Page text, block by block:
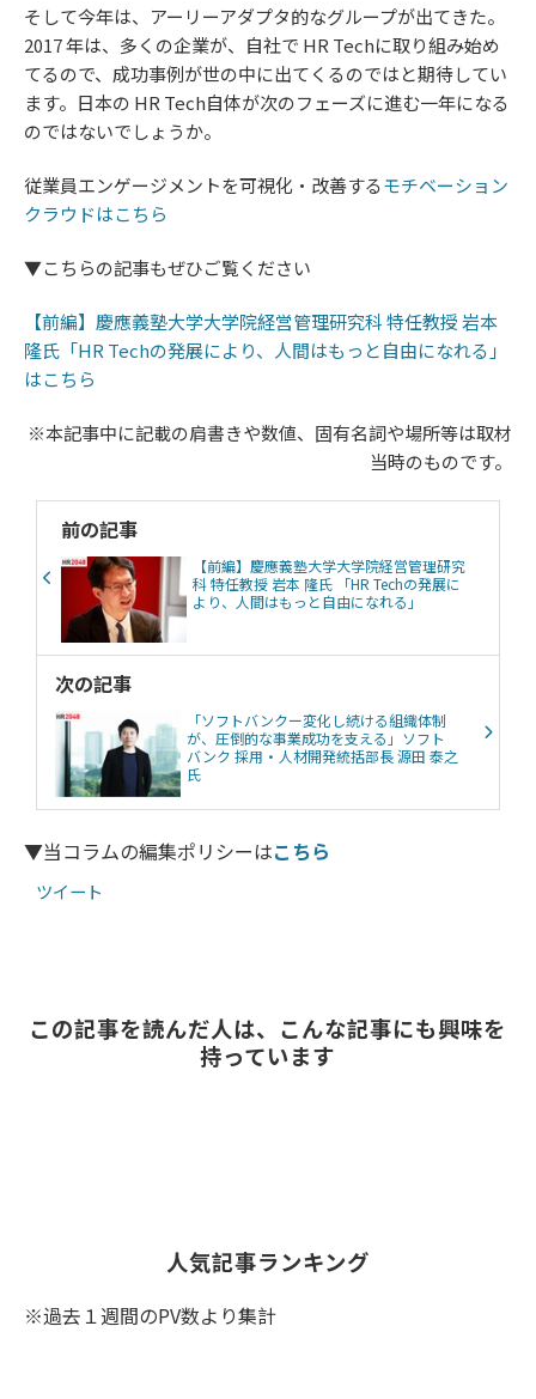
そして今年は、アーリーアダプタ的なグループが出てきた。
2017 年は、多くの企業が、自社で HR Techに取り組み始め
てるので、成功事例が世の中に出てくるのではと期待してい
ます。日本の HR Tech自体が次のフェーズに進む一年になる
のではないでしょうか。
従業員エンゲージメントを可視化・改善する​​​​​​​モチベーション
クラウドはこちら
▼こちらの記事もぜひご覧ください
【前編】慶應義塾大学大学院経営管理研究科 特任教授 岩本
隆氏「HR Techの発展により、人間はもっと自由になれる」
はこちら
※本記事中に記載の肩書きや数値、固有名詞や場所等は取材
当時のものです。
前の記事
【前編】慶應義塾大学大学院経営管理研究
科 特任教授 岩本 隆氏 「HR Techの発展に
より、人間はもっと自由になれる」
次の記事
「ソフトバンクー変化し続ける組織体制
が、圧倒的な事業成功を支える」ソフト
バンク 採用・人材開発統括部長 源田 泰之
氏
▼当コラムの編集ポリシーはこちら
ツイート
この記事を読んだ人は、こんな記事にも興味を
持っています
人気記事ランキング
※過去１週間のPV数より集計